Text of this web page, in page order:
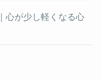
心が少し軽くなる心